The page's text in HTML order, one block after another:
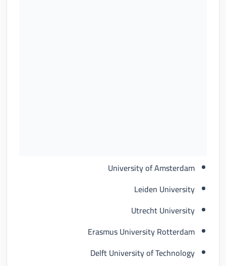
University of Amsterdam
Leiden University
Utrecht University
Erasmus University Rotterdam
Delft University of Technology